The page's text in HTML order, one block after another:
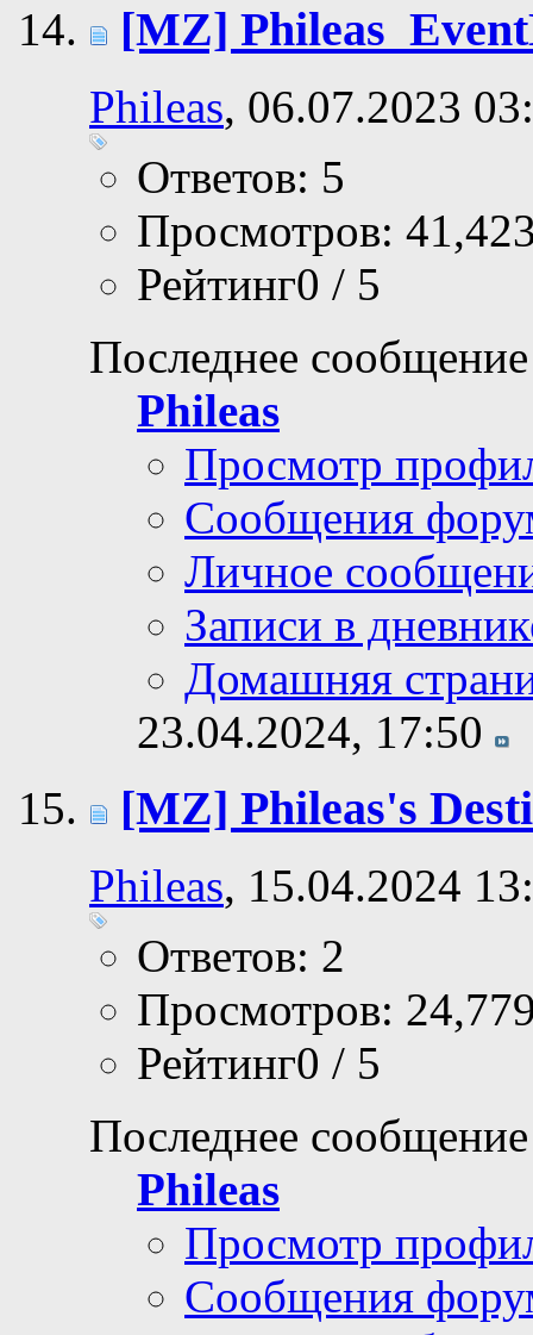
[MZ]
Phileas, 06.07.2023
Ответов: 5
Просмотров:
Рейтинг0 / 5
Последнее
Phileas
Просмотр
Сообщения
Личное
Записи в
Домашняя
23.04.2024, 17:50
[MZ] Phileas's
Phileas, 15.04.2024
Ответов: 2
Просмотров:
Рейтинг0 / 5
Последнее
Phileas
Просмотр
Сообщения